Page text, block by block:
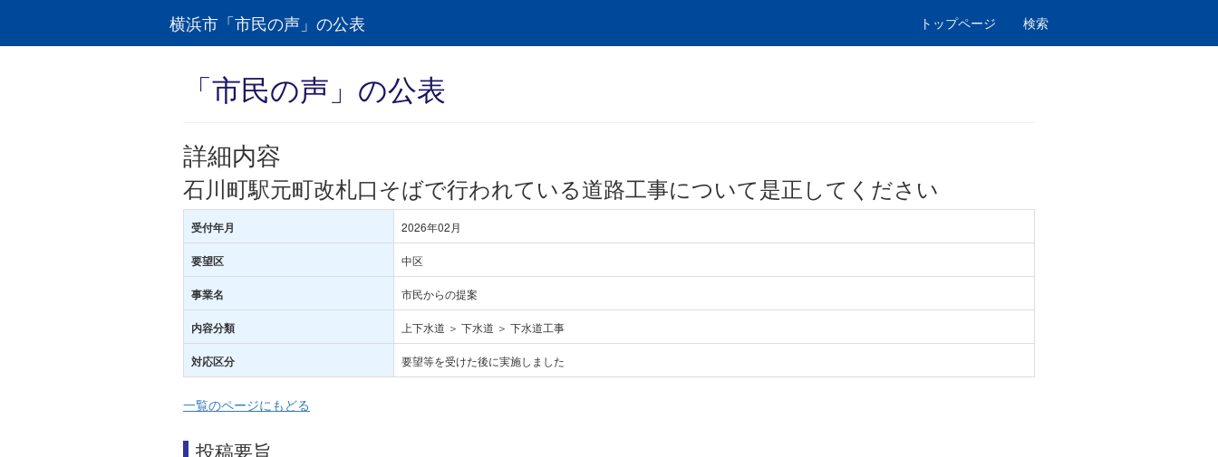
横浜市「市民の声」の公表 トップページ 検索
「市民の声」の公表
詳細内容
石川町駅元町改札口そばで行われている道路工事について是正してください
受付年月 2026年02月
要望区 中区
事業名 市民からの提案
内容分類 上下水道 ＞ 下水道 ＞ 下水道工事
対応区分 要望等を受けた後に実施しました
一覧のページにもどる
投稿要旨